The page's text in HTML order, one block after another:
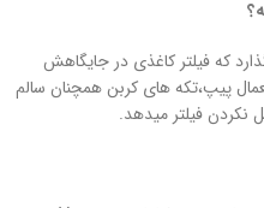
که فیلتر کاغذی در جایگاهش
پیپ،تکه های کربن همچنان سالم
نکردن فیلتر میدهد.